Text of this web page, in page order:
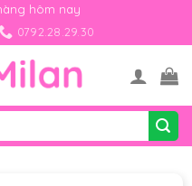
hôm nay
0792.28.29.30